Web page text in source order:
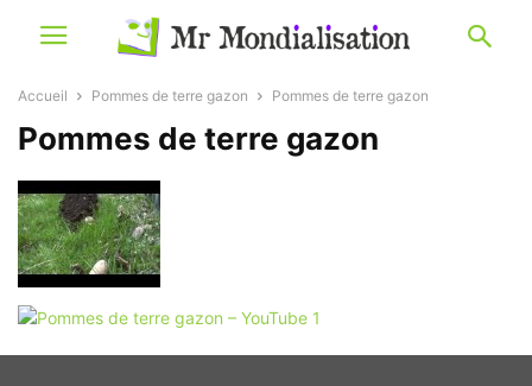
Accueil Pommes de terre gazon Pommes de terre gazon
Pommes de terre gazon